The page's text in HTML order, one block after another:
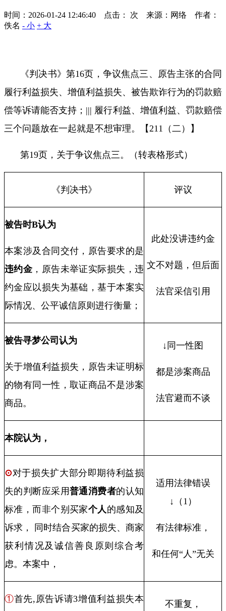
时间：2026-01-24 12:46:40 点击： 次 来源：网络 作者：
佚名 - 小 + 大
《判决书》第16页，争议焦点三、原告主张的合同
履行利益损失、增值利益损失、被告欺诈行为的罚款赔
偿等诉请能否支持； ||| 履行利益、增值利益、罚款赔偿
三个问题放在一起就是不想审理。【 211 （二）】
第19页，关于争议焦点三。（转表格形式）
《判决书》 评议
被告时B认为
本案涉及合同交付，原告要求的是
违约金，原告未举证实际损失，违
约金应以损失为基础，基于本案实
际情况、公平诚信原则进行衡量；
此处没讲违约金
文不对题，但后面
法官采信引用
被告寻梦公司认为
关于增值利益损失，原告未证明标
的物有同一性，取证商品不是涉案
商品。
↓同一性图
都是涉案商品
法官避而不谈
本院认为，
⊙对于损失扩大部分即期待利益损
失的判断应采用普通消费者的认知
标准，而非个别买家个人 的感知及
诉求， 同时结合买家的损失、商家
获利情况及诚信善良原则综合考
虑。本案中，
适用法律错误
↓（ 1 ）
有法律标准，
和任何“人”无关
①首先, 原告诉请3增值利益损失本
不重复，